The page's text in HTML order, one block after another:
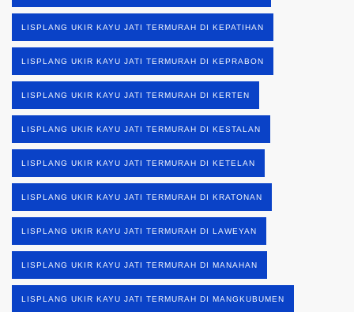
LISPLANG UKIR KAYU JATI TERMURAH DI KEPATIHAN
LISPLANG UKIR KAYU JATI TERMURAH DI KEPRABON
LISPLANG UKIR KAYU JATI TERMURAH DI KERTEN
LISPLANG UKIR KAYU JATI TERMURAH DI KESTALAN
LISPLANG UKIR KAYU JATI TERMURAH DI KETELAN
LISPLANG UKIR KAYU JATI TERMURAH DI KRATONAN
LISPLANG UKIR KAYU JATI TERMURAH DI LAWEYAN
LISPLANG UKIR KAYU JATI TERMURAH DI MANAHAN
LISPLANG UKIR KAYU JATI TERMURAH DI MANGKUBUMEN